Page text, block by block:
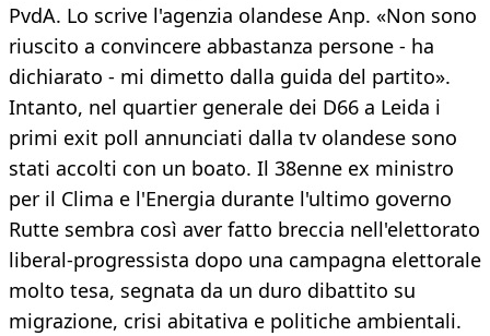
PvdA. Lo scrive l'agenzia olandese Anp. «Non sono
riuscito a convincere abbastanza persone - ha
dichiarato - mi dimetto dalla guida del partito».
Intanto, nel quartier generale dei D66 a Leida i
primi exit poll annunciati dalla tv olandese sono
stati accolti con un boato. Il 38enne ex ministro
per il Clima e l'Energia durante l'ultimo governo
Rutte sembra così aver fatto breccia nell'elettorato
liberal-progressista dopo una campagna elettorale
molto tesa, segnata da un duro dibattito su
migrazione, crisi abitativa e politiche ambientali.